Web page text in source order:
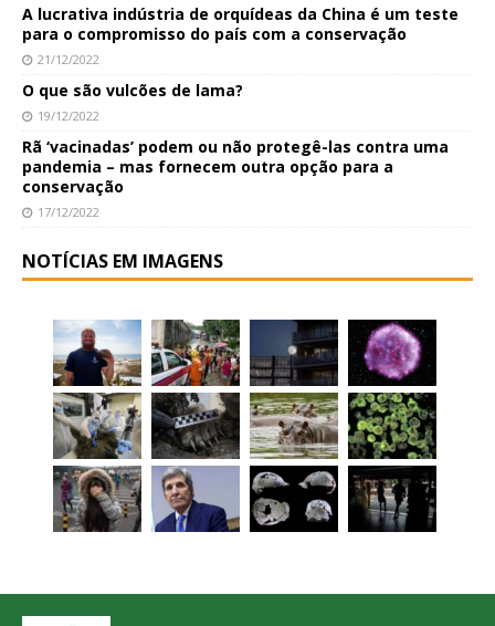
A lucrativa indústria de orquídeas da China é um teste
para o compromisso do país com a conservação
21/12/2022
O que são vulcões de lama?
19/12/2022
Rã ‘vacinadas’ podem ou não protegê-las contra uma
pandemia – mas fornecem outra opção para a
conservação
17/12/2022
NOTÍCIAS EM IMAGENS